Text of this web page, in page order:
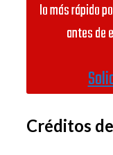
lo más rápido
antes de
Créditos